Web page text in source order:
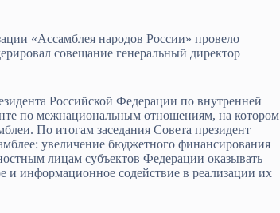
«Ассамблея народов России» провело
совещание генеральный директор
Российской Федерации по внутренней
по межнациональным отношениям, на котором
По итогам заседания Совета президент
увеличение бюджетного финансирования
лицам субъектов Федерации оказывать
и информационное содействие в реализации их